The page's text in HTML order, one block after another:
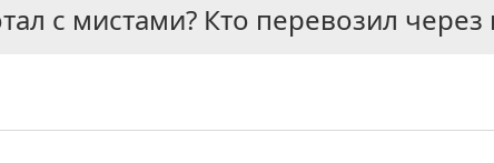
с мистами? Кто перевозил